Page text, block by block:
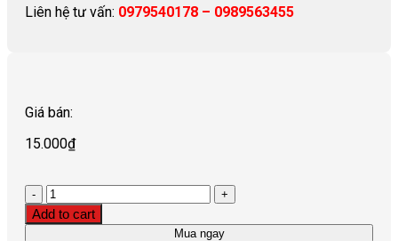
Liên hệ tư vấn: 0979540178 – 0989563455
Giá bán:
15.000₫
Quantity
Add to cart
Mua ngay